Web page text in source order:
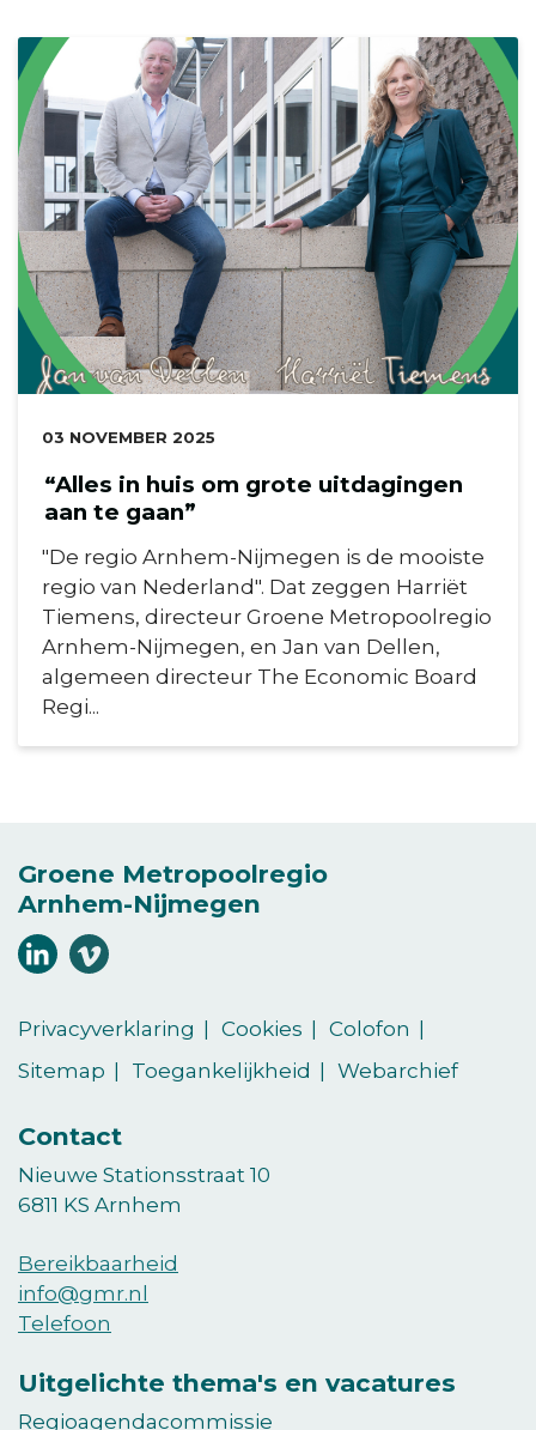
DATUM:
03 NOVEMBER 2025
“Alles in huis om grote uitdagingen
aan te gaan”
"De regio Arnhem-Nijmegen is de mooiste
regio van Nederland". Dat zeggen Harriët
Tiemens, directeur Groene Metropoolregio
Arnhem-Nijmegen, en Jan van Dellen,
algemeen directeur The Economic Board
Regi...
Groene Metropoolregio
Arnhem-Nijmegen
Volg
ons
LinkedIn
ons
vimeo
Privacyverklaring
Cookies
Colofon
Sitemap
Toegankelijkheid Webarchief
Contact
Nieuwe Stationsstraat 10
6811 KS Arnhem
Bereikbaarheid
info@gmr.nl
Telefoon
Uitgelichte thema's en vacatures
Regioagendacommissie